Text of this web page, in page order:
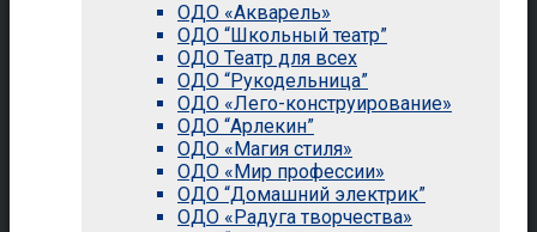
ОДО «Акварель»
ОДО “Школьный театр”
ОДО Театр для всех
ОДО “Рукодельница”
ОДО «Лего-конструирование»
ОДО “Арлекин”
ОДО «Магия стиля»
ОДО «Мир профессии»
ОДО “Домашний электрик”
ОДО «Радуга творчества»